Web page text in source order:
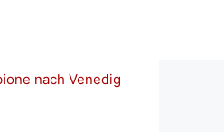
nach Venedig